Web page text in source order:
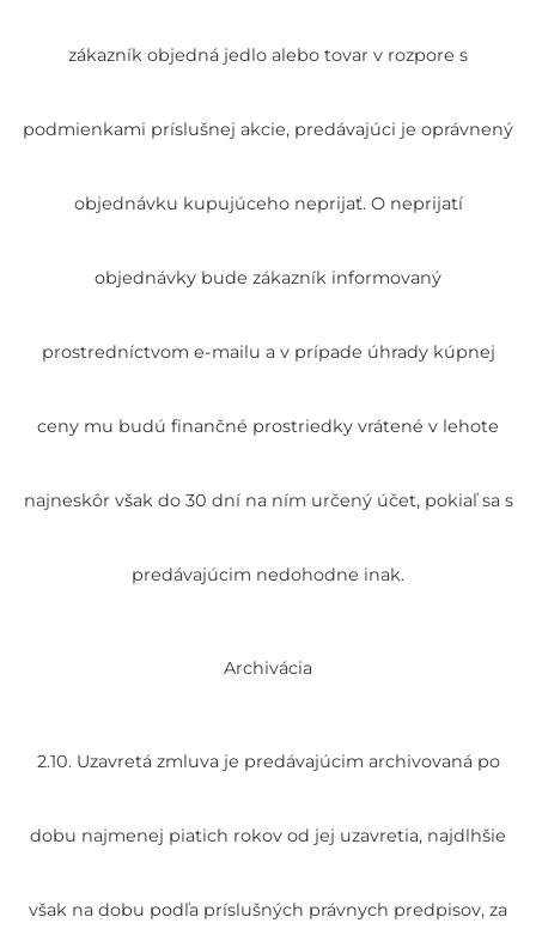
zákazník objedná jedlo alebo tovar v rozpore s
podmienkami príslušnej akcie, predávajúci je oprávnený
objednávku kupujúceho neprijať. O neprijatí
objednávky bude zákazník informovaný
prostredníctvom e-mailu a v prípade úhrady kúpnej
ceny mu budú finančné prostriedky vrátené v lehote
najneskôr však do 30 dní na ním určený účet, pokiaľ sa s
predávajúcim nedohodne inak.
Archivácia
2.10. Uzavretá zmluva je predávajúcim archivovaná po
dobu najmenej piatich rokov od jej uzavretia, najdlhšie
však na dobu podľa príslušných právnych predpisov, za